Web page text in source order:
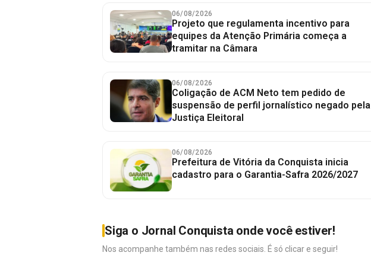
06/08/2026
Projeto que regulamenta incentivo para
equipes da Atenção Primária começa a
tramitar na Câmara
06/08/2026
Coligação de ACM Neto tem pedido de
suspensão de perfil jornalístico negado pela
Justiça Eleitoral
06/08/2026
Prefeitura de Vitória da Conquista inicia
cadastro para o Garantia-Safra 2026/2027
Siga o Jornal Conquista onde você estiver!
Nos acompanhe também nas redes sociais. É só clicar e seguir!